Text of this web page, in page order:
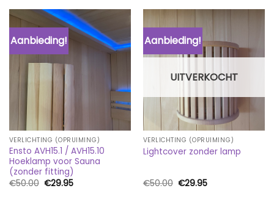
Aanbieding!
VERLICHTING (OPRUIMING)
Ensto AVH15.1 / AVH15.10
Hoeklamp voor Sauna
(zonder fitting)
€50.00 Oorspronkelijke
€29.95Huidige
Aanbieding!
UITVERKOCHT
VERLICHTING (OPRUIMING)
Lightcover zonder lamp
€50.00 Oorspronkelijke
€29.95Huidige